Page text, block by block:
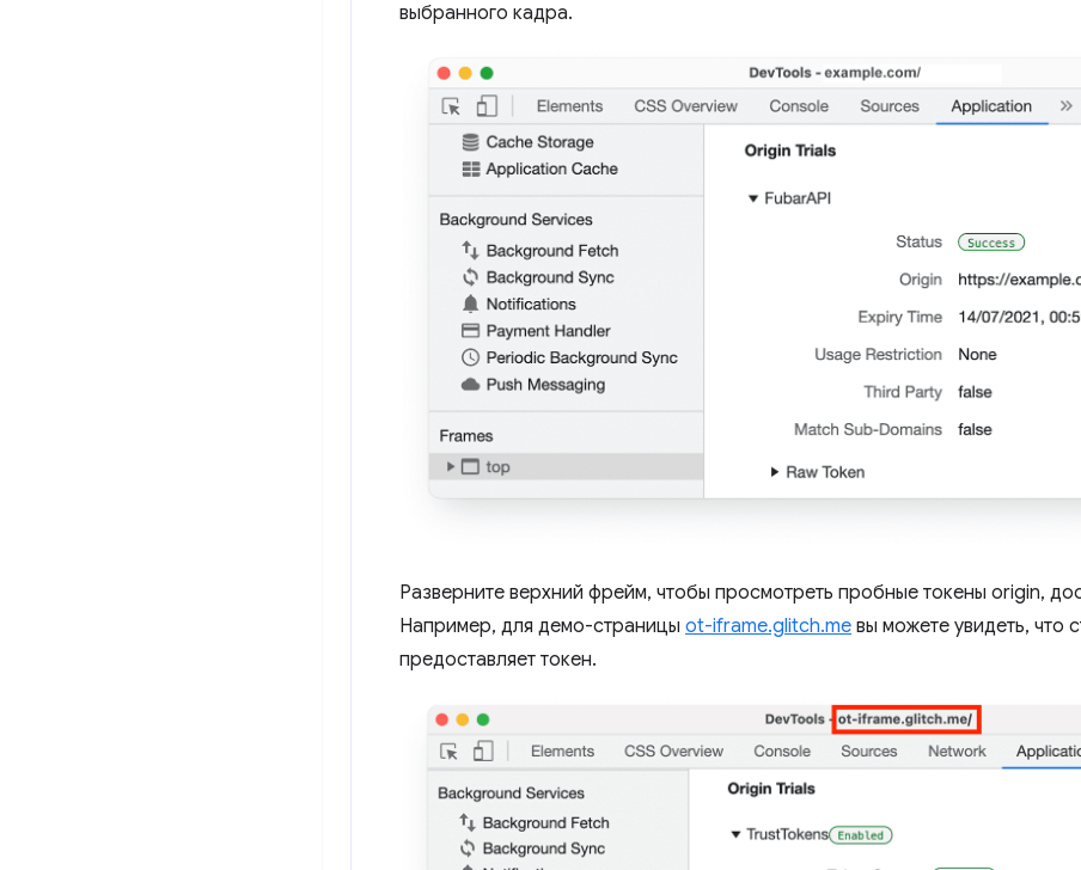
выбранного кадра.
Разверните верхний фрейм, чтобы просмотреть пробные токены origin,
Например, для демо-страницы ot-iframe.glitch.me вы можете увидеть, что
предоставляет токен.